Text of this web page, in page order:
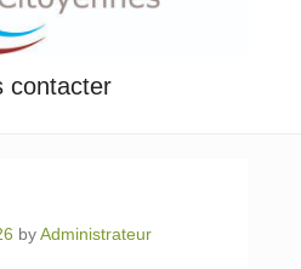
contacter
byAdministrateur